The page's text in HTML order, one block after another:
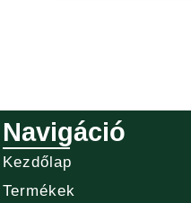
Navigáció
Kezdőlap
Termékek